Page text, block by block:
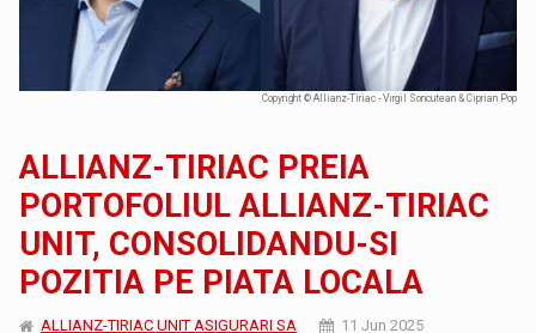
Copyright © Allianz-Tiriac - Virgil Soncutean & Ciprian Pop
ALLIANZ-TIRIAC PREIA
PORTOFOLIUL ALLIANZ-TIRIAC
UNIT, CONSOLIDANDU-SI
POZITIA PE PIATA LOCALA
ALLIANZ-TIRIAC UNIT ASIGURARI SA 11 Jun 2025